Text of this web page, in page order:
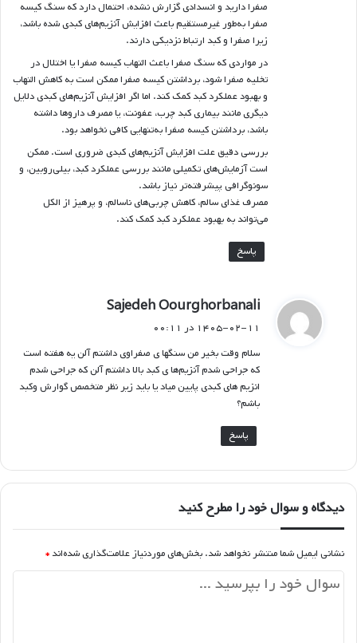
صفرا دارید و انسدادی گزارش نشده، احتمال دارد که سنگ کیسه
صفرا به‌طور غیرمستقیم باعث افزایش آنزیم‌های کبدی شده باشد،
زیرا صفرا و کبد ارتباط نزدیکی دارند.
در مواردی که سنگ صفرا باعث التهاب کیسه صفرا یا اختلال در
تخلیه صفرا شود، برداشتن کیسه صفرا ممکن است به کاهش التهاب
و بهبود عملکرد کبد کمک کند. اما اگر افزایش آنزیم‌های کبدی دلایل
دیگری مانند بیماری کبد چرب، عفونت، یا مصرف داروها داشته
باشد، برداشتن کیسه صفرا به‌تنهایی کافی نخواهد بود.
بررسی دقیق علت افزایش آنزیم‌های کبدی ضروری است. ممکن
است آزمایش‌های تکمیلی مانند بررسی عملکرد کبد، بیلی‌روبین، و
سونوگرافی پیشرفته‌تر نیاز باشد.
مصرف غذای سالم، کاهش چربی‌های ناسالم، و پرهیز از الکل
می‌تواند به بهبود عملکرد کبد کمک کند.
پاسخ
Sajedeh Oourghorbanali
:
۱۴۰۵-۰۲-۱۱ در ۰۰:۱۱
سلام وقت بخیر من سنگها ی صفراوی داشتم آلن یه هفته است
که جراحی شدم آنزیم‌ها ی کبد بالا داشتم آلن که جراحی‌ شدم
انزیم های کبدی پایین میاد یا باید زیر نظر متخصص گوارش وکبد
باشم؟
پاسخ
دیدگاه و سوال خود را مطرح کنید
نشانی ایمیل شما منتشر نخواهد شد. بخش‌های موردنیاز علامت‌گذاری شده‌اند *